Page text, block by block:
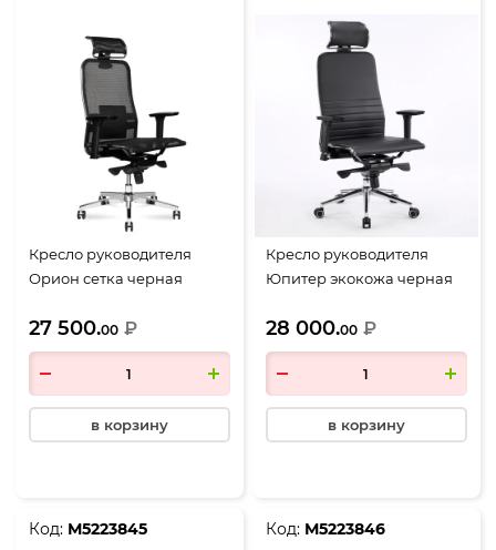
Кресло руководителя
Орион сетка черная
27 500.00 ₽
в корзину
Кресло руководителя
Юпитер экокожа черная
28 000.00 ₽
в корзину
Код: М5223845 Код: М5223846